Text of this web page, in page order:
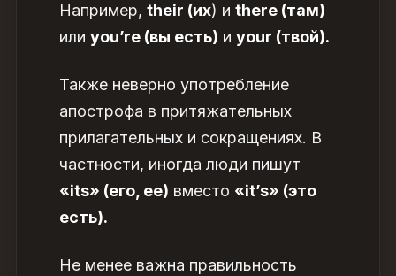
Например,their (их) иthere (там)
илиyou’re (вы есть) иyour (твой).
Также неверно употребление
апострофа в притяжательных
прилагательных и сокращениях. В
частности, иногда люди пишут
«its» (его, ее) вместо «it’s» (это
есть).
Не менее важна правильность